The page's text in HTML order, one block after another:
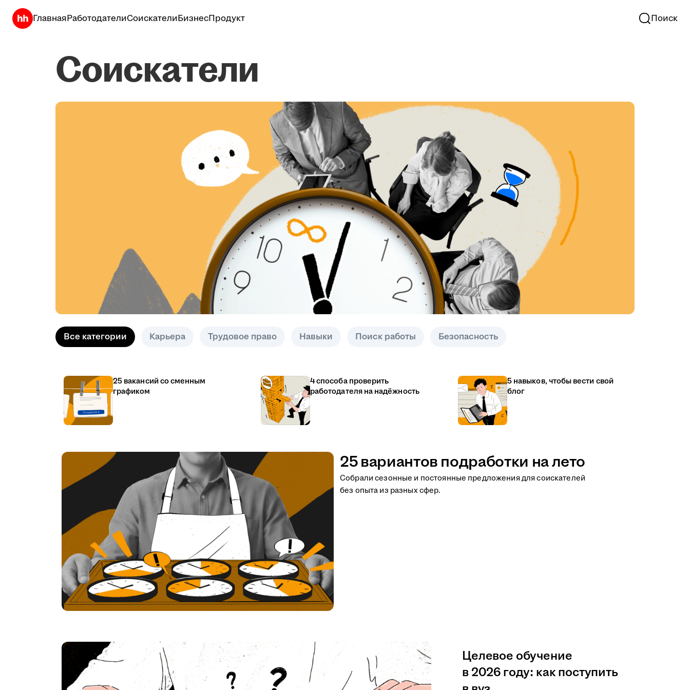
ГлавнаяРаботодателиСоискателиБизнесПродукт Поиск
Соискатели
Все категории Карьера Трудовое право Навыки Поиск работы Безопасность
25 вакансий со сменным
графиком
4 способа проверить
работодателя на надёжность
5 навыков, чтобы вести свой
блог
25 вариантов подработки на лето
Собрали сезонные и постоянные предложения для соискателей
без опыта из разных сфер.
Целевое обучение
в 2026 году: как поступить